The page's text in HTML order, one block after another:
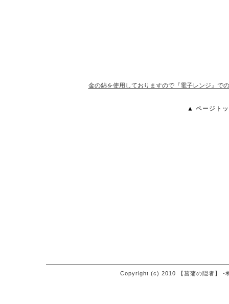
金の錦を使用しておりますので『電子レンジ』で
▲ ページト
Copyright (c) 2010 【菖蒲の隠者】